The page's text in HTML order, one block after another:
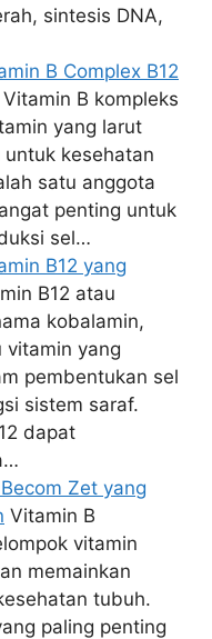
sintesis DNA,
B Complex B12
Vitamin B kompleks
yang larut
kesehatan
satu anggota
penting untuk
sel…
B12 yang
B12 atau
kobalamin,
vitamin yang
pembentukan sel
sistem saraf.
dapat
Zet yang
Vitamin B
vitamin
memainkan
tubuh.
paling penting